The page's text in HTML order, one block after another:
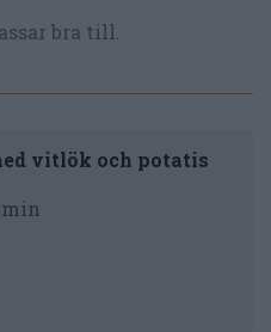
bra till.
vitlök och potatis